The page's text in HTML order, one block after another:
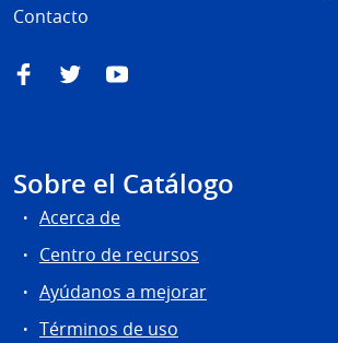
Contacto
FacebookTwitterYouTube
Sobre el Catálogo
Acerca de
Centro de recursos
Ayúdanos a mejorar
Términos de uso